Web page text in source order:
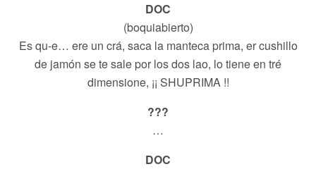
DOC
(boquiabierto)
Es qu-e… ere un crá, saca la manteca prima, er cushillo
de jamón se te sale por los dos lao, lo tiene en tré
dimensione, ¡¡ SHUPRIMA !!
???
…
DOC